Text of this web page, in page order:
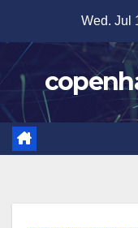
content
Wed. Jul